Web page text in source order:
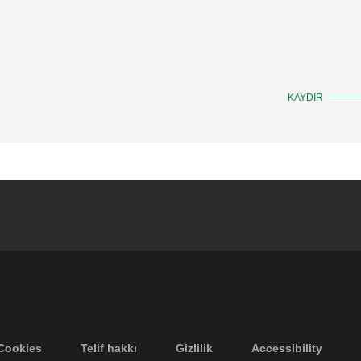
KAYDIR
Telif hakkı Gizlilik Accessibility